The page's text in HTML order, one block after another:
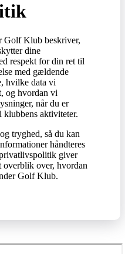
Golf Klub beskriver,
dine
respekt for din ret til
med gældende
hvilke data vi
og hvordan vi
når du er
klubbens aktiviteter.
tryghed, så du kan
håndteres
giver
overblik over, hvordan
Golf Klub.